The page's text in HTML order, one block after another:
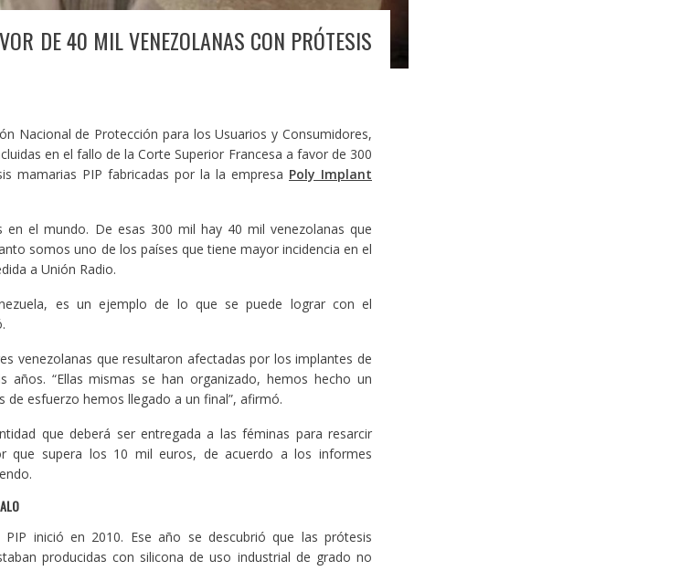
DE 40 MIL VENEZOLANAS CON PRÓTESIS
Nacional de Protección para los Usuarios y Consumidores,
en el fallo de la Corte Superior Francesa a favor de 300
mamarias PIP fabricadas por la la empresa Poly Implant
en el mundo. De esas 300 mil hay 40 mil venezolanas que
somos uno de los países que tiene mayor incidencia en el
a Unión Radio.
es un ejemplo de lo que se puede lograr con el
venezolanas que resultaron afectadas por los implantes de
años. “Ellas mismas se han organizado, hemos hecho un
esfuerzo hemos llegado a un final”, afirmó.
que deberá ser entregada a las féminas para resarcir
que supera los 10 mil euros, de acuerdo a los informes
inició en 2010. Ese año se descubrió que las prótesis
producidas con silicona de uso industrial de grado no